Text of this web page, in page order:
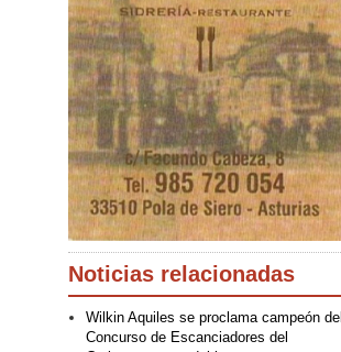
Noticias relacionadas
Wilkin Aquiles se proclama campeón del
Concurso de Escanciadores del